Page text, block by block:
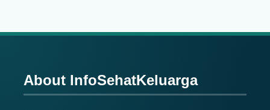
Footer
About InfoSehatKeluarga